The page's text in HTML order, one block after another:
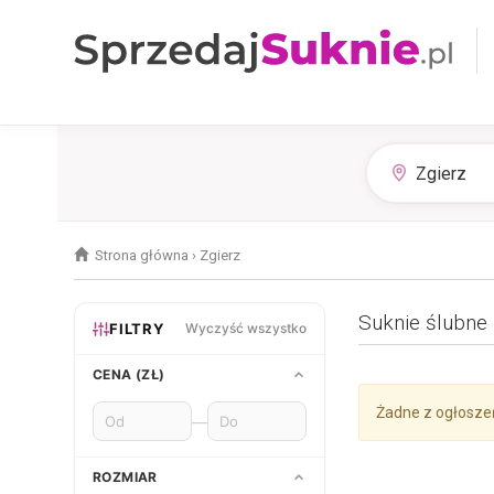
Strona główna › Zgierz
Suknie ślubne
Żadne z
FILTRY Wyczyść wszystko
CENA (ZŁ)
—
ROZMIAR